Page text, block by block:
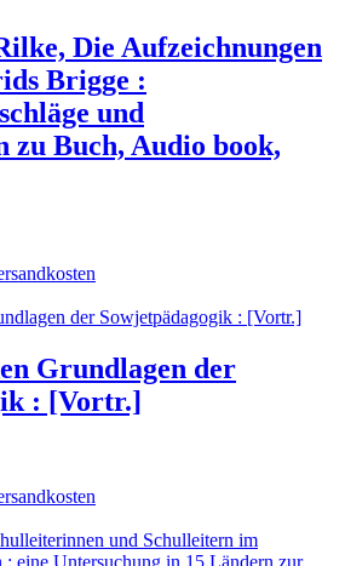
Die Aufzeichnungen
Brigge :
und
zu Buch, Audio book,
Grundlagen der
: [Vortr.]